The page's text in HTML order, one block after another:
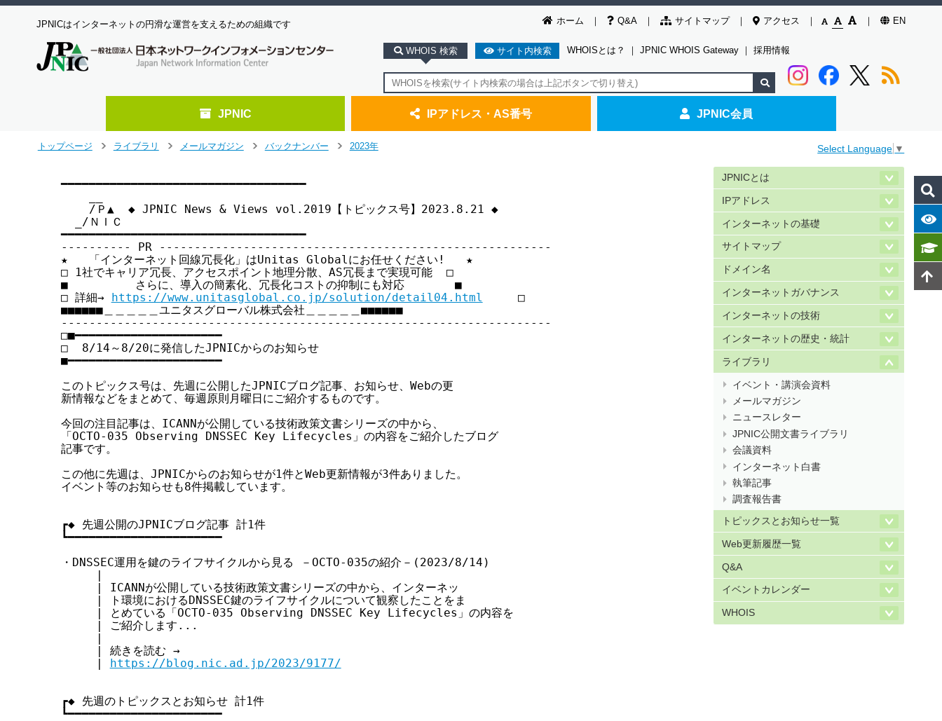
ホーム Q&A サイトマップ アクセス EN
JPNICはインターネットの円滑な運営を支えるための組織です
WHOIS 検索 サイト内検索 WHOISとは？ ｜ JPNIC WHOIS Gateway ｜ 採用情報
JPNIC IPアドレス・AS番号 JPNIC会員
トップページ
ライブラリ
メールマガジン
バックナンバー
2023年 Select Language ▼
━━━━━━━━━━━━━━━━━━━━━━━━━━━━━━━━━━━
    /Ｐ▲  ◆ JPNIC News & Views vol.2019【トピックス号】2023.8.21 ◆
  _/ＮＩＣ
━━━━━━━━━━━━━━━━━━━━━━━━━━━━━━━━━━━
---------- PR --------------------------------------------------------
★   「インターネット回線冗長化」はUnitas Globalにお任せください!   ★
□ 1社でキャリア冗長、アクセスポイント地理分散、AS冗長まで実現可能  □
■ 　       さらに、導入の簡素化、冗長化コストの抑制にも対応　　    ■
□ 詳細→ https://www.unitasglobal.co.jp/solution/detail04.html
     □
■■■■■■＿＿＿＿＿ユニタスグローバル株式会社＿＿＿＿＿■■■■■■
----------------------------------------------------------------------
□■━━━━━━━━━━━━━━━━━━━━━
□  8/14～8/20に発信したJPNICからのお知らせ
■━━━━━━━━━━━━━━━━━━━━━━
このトピックス号は、先週に公開したJPNICブログ記事、お知らせ、Webの更
新情報などをまとめて、毎週原則月曜日にご紹介するものです。
今回の注目記事は、ICANNが公開している技術政策文書シリーズの中から、
「OCTO-035 Observing DNSSEC Key Lifecycles」の内容をご紹介したブログ
記事です。
この他に先週は、JPNICからのお知らせが1件とWeb更新情報が3件ありました。
イベント等のお知らせも8件掲載しています。
┏◆ 先週公開のJPNICブログ記事 計1件
┗━━━━━━━━━━━━━━━━━━━━━━
・DNSSEC運用を鍵のライフサイクルから見る －OCTO-035の紹介－(2023/8/14)
     |
     | ICANNが公開している技術政策文書シリーズの中から、インターネッ
     | ト環境におけるDNSSEC鍵のライフサイクルについて観察したことをま
     | とめている「OCTO-035 Observing DNSSEC Key Lifecycles」の内容を
     | ご紹介します...
     |
     | 続きを読む →
     |
https://blog.nic.ad.jp/2023/9177/
┏◆ 先週のトピックスとお知らせ 計1件
┗━━━━━━━━━━━━━━━━━━━━━━
JPNICとは
IPアドレス
インターネットの基礎
サイトマップ
ドメイン名
インターネットガバナンス
インターネットの技術
インターネットの歴史・統計
ライブラリ
イベント・講演会資料
メールマガジン
ニュースレター
JPNIC公開文書ライブラリ
会議資料
インターネット白書
執筆記事
調査報告書
トピックスとお知らせ一覧
Web更新履歴一覧
Q&A
イベントカレンダー
WHOIS